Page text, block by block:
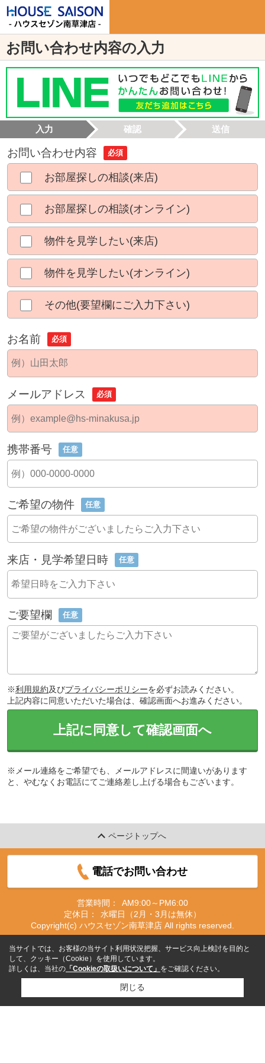
お問い合わせ内容の入力
入力 確認 送信
お問い合わせ内容 必須
お部屋探しの相談(来店)
お部屋探しの相談(オンライン)
物件を見学したい(来店)
物件を見学したい(オンライン)
その他(要望欄にご入力下さい)
お名前 必須
メールアドレス 必須
携帯番号 任意
ご希望の物件 任意
来店・見学希望日時 任意
ご要望欄 任意
※利用規約及びプライバシーポリシーを必ずお読みください。
上記内容に同意いただいた場合は、確認画面へお進みください。
上記に同意して確認画面へ
※メール連絡をご希望でも、メールアドレスに間違いがあります
と、やむなくお電話にてご連絡差し上げる場合もございます。
ページトップへ
電話でお問い合わせ
営業時間：
AM9:00～PM6:00
定休日：
水曜日（2月・3月は無休）
Copyright(c) ハウスセゾン南草津店 All rights reserved.
当サイトでは、お客様の当サイト利用状況把握、サービス向上検討を目的と
して、クッキー（Cookie）を使用しています。
詳しくは、当社の 「Cookieの取扱いについて」 をご確認ください。
閉じる